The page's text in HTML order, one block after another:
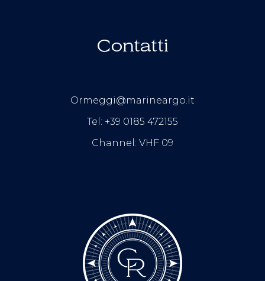
Contatti
Ormeggi@marineargo.it
Tel: +39 0185 472155
Channel: VHF 09